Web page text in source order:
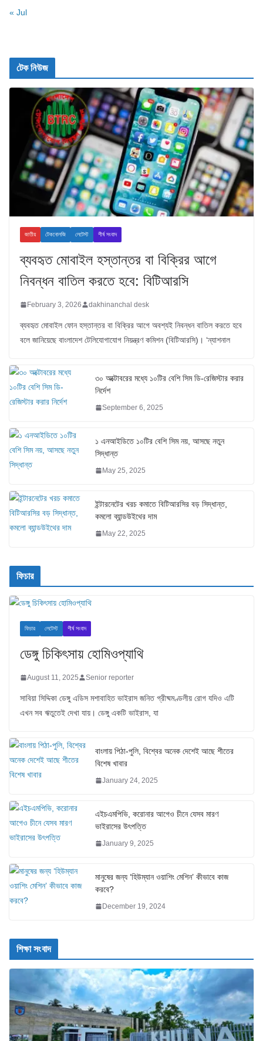
« Jul
টেক নিউজ
জাতীয় টেকনোলজি লেটেস্ট শীর্ষ সংবাদ
ব্যবহৃত মোবাইল হস্তান্তর বা বিক্রির আগে
নিবন্ধন বাতিল করতে হবে: বিটিআরসি
February 3, 2026 dakhinanchal desk
ব্যবহৃত মোবাইল ফোন হস্তান্তর বা বিক্রির আগে অবশ্যই নিবন্ধন বাতিল করতে হবে
বলে জানিয়েছে বাংলাদেশ টেলিযোগাযোগ নিয়ন্ত্রণ কমিশন (বিটিআরসি)। ‘ন্যাশনাল
৩০ অক্টোবরের মধ্যে ১০টির বেশি সিম ডি-রেজিস্টার করার
নির্দেশ
September 6, 2025
১ এনআইডিতে ১০টির বেশি সিম নয়, আসছে নতুন
সিদ্ধান্ত
May 25, 2025
ইন্টারনেটের খরচ কমাতে বিটিআরসির বড় সিদ্ধান্ত,
কমলো ব্যান্ডউইথের দাম
May 22, 2025
ফিচার
ফিচার লেটেস্ট শীর্ষ সংবাদ
ডেঙ্গু চিকিৎসায় হোমিওপ্যাথি
August 11, 2025 Senior reporter
সাবিয়া সিদ্দিকা ডেঙ্গু এডিস মশাবাহিত ভাইরাস জনিত গ্রীষ্মমণ্ডলীয় রোগ যদিও এটি
এখন সব ঋতুতেই দেখা যায়। ডেঙ্গু একটি ভাইরাস, যা
বাংলায় পিঠা-পুলি, বিশ্বের অনেক দেশেই আছে শীতের
বিশেষ খাবার
January 24, 2025
এইচএমপিভি, করোনার আগেও চীনে যেসব মারণ
ভাইরাসের উৎপত্তি
January 9, 2025
মানুষের জন্য ‘হিউম্যান ওয়াশিং মেশিন’ কীভাবে কাজ
করবে?
December 19, 2024
শিক্ষা সংবাদ